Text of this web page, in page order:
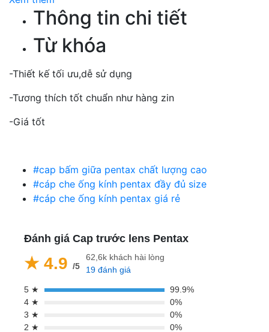
Thông tin chi tiết
Từ khóa
-Thiết kế tối ưu,dễ sử dụng
-Tương thích tốt chuẩn như hàng zin
-Giá tốt
#cap bấm giữa pentax chất lượng cao
#cáp che ống kính pentax đầy đủ size
#cáp che ống kính pentax giá rẻ
Đánh giá Cap trước lens Pentax
★ 4.9 /5
62,6k khách hài lòng
19 đánh giá
5 ★
99.9%
4 ★
0%
3 ★
0%
2 ★
0%